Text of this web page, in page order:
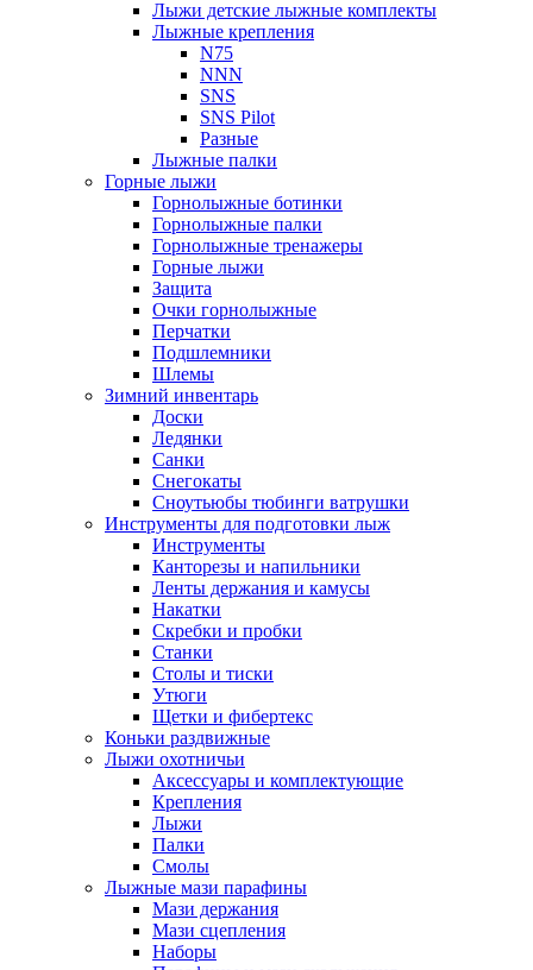
Лыжи детские лыжные комплекты
Лыжные крепления
N75
NNN
SNS
SNS Pilot
Разные
Лыжные палки
Горные лыжи
Горнoлыжные ботинки
Горнолыжные палки
Горнолыжные тренажеры
Горные лыжи
Защита
Очки горнолыжные
Перчатки
Подшлемники
Шлемы
Зимний инвентарь
Доски
Ледянки
Санки
Снегокаты
Сноутьюбы тюбинги ватрушки
Инструменты для подготовки лыж
Инструменты
Канторезы и напильники
Ленты держания и камусы
Накатки
Скребки и пробки
Станки
Столы и тиски
Утюги
Щетки и фибертекс
Коньки раздвижные
Лыжи охотничьи
Аксессуары и комплектующие
Крепления
Лыжи
Палки
Смолы
Лыжные мази парафины
Мази держания
Мази сцепления
Наборы